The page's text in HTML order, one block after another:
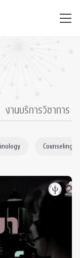
งานบริการวิชาการ
Counseling